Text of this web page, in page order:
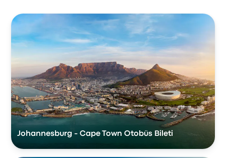
Johannesburg - Cape Town Otobüs Bileti